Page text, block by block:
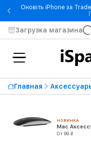
Оновіть iPhone за
Загрузка магазина
Главная
НОВИНКА
Mac
От 99 ₴